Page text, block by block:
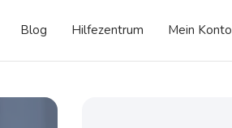
Blog Hilfezentrum Mein Konto